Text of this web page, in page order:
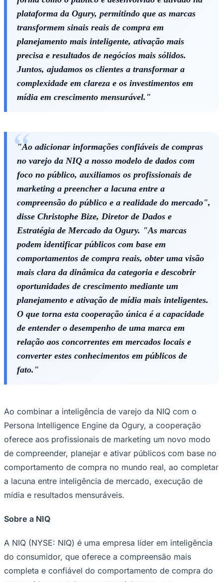
Corinthians
Palmeiras
São Paulo
plataforma da Ogury, permitindo que as marcas
transformem sinais reais de compra em
planejamento mais inteligente, ativação mais
precisa e resultados de negócios mais sólidos.
Juntos, ajudamos os clientes a transformar a
complexidade em clareza e os investimentos em
mídia em crescimento mensurável."
"Ao adicionar informações confiáveis ​​de compras
no varejo da NIQ a nosso modelo de dados com
foco no público, auxiliamos os profissionais de
marketing a preencher a lacuna entre a
compreensão do público e a realidade do mercado",
disse Christophe Bize, Diretor de Dados e
Estratégia de Mercado da Ogury. "As marcas
podem identificar públicos com base em
comportamentos de compra reais, obter uma visão
mais clara da dinâmica da categoria e descobrir
oportunidades de crescimento mediante um
planejamento e ativação de mídia mais inteligentes.
O que torna esta cooperação única é a capacidade
de entender o desempenho de uma marca em
relação aos concorrentes em mercados locais e
converter estes conhecimentos em públicos de
fato."
Ao combinar a inteligência de varejo da NIQ com o
Persona Intelligence Engine da Ogury, a cooperação
oferece aos profissionais de marketing um novo modo
de compreender, planejar e ativar públicos com base no
comportamento de compra no mundo real, ao completar
a lacuna entre inteligência de mercado, execução de
mídia e resultados mensuráveis.
Sobre a NIQ
A NIQ (NYSE: NIQ) é uma empresa líder em inteligência
do consumidor, que oferece a compreensão mais
completa e confiável do comportamento de compra do